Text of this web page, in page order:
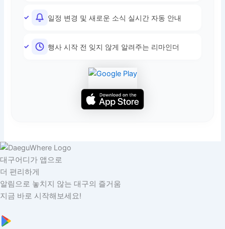
일정 변경 및 새로운 소식 실시간 자동 안내
행사 시작 전 잊지 않게 알려주는 리마인더
대구어디가 앱으로
더 편리하게
알림으로 놓치지 않는 대구의 즐거움
지금 바로 시작해보세요!